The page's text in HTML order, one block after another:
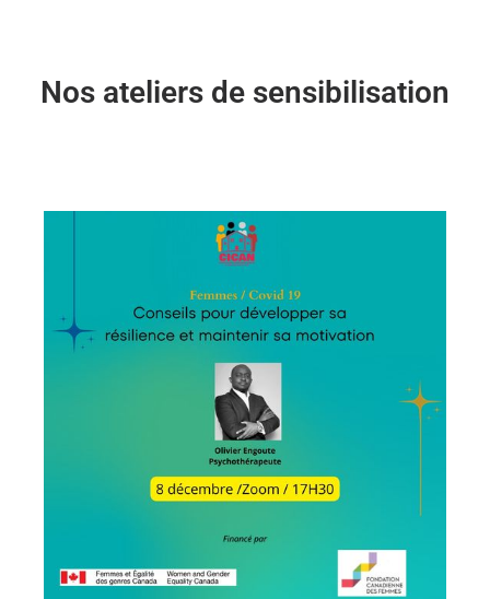
Nos ateliers de sensibilisation